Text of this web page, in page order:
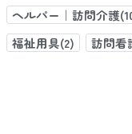
ヘルパー｜訪問介護
福祉用具(2)
訪問看